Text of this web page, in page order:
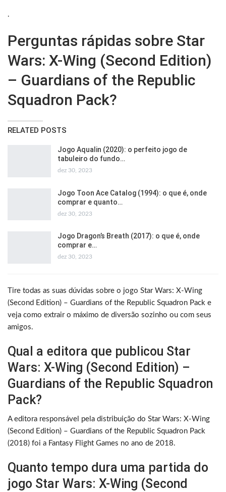
.
Perguntas rápidas sobre Star
Wars: X-Wing (Second Edition)
– Guardians of the Republic
Squadron Pack?
RELATED POSTS
Jogo Aqualin (2020): o perfeito jogo de
tabuleiro do fundo…
dez 30, 2023
Jogo Toon Ace Catalog (1994): o que é, onde
comprar e quanto…
dez 30, 2023
Jogo Dragon’s Breath (2017): o que é, onde
comprar e…
dez 30, 2023
Tire todas as suas dúvidas sobre o jogo Star Wars: X-Wing
(Second Edition) – Guardians of the Republic Squadron Pack e
veja como extrair o máximo de diversão sozinho ou com seus
amigos.
Qual a editora que publicou Star
Wars: X-Wing (Second Edition) –
Guardians of the Republic Squadron
Pack?
A editora responsável pela distribuição do Star Wars: X-Wing
(Second Edition) – Guardians of the Republic Squadron Pack
(2018) foi a Fantasy Flight Games no ano de 2018.
Quanto tempo dura uma partida do
jogo Star Wars: X-Wing (Second